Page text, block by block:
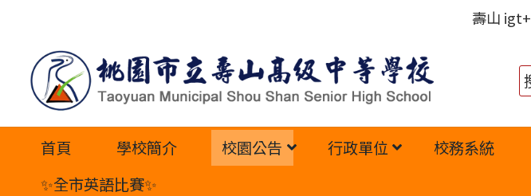
內
壽山 igt+
首頁 學校簡介 校園公告 行政單位 校務系統
✨全市英語比賽✨